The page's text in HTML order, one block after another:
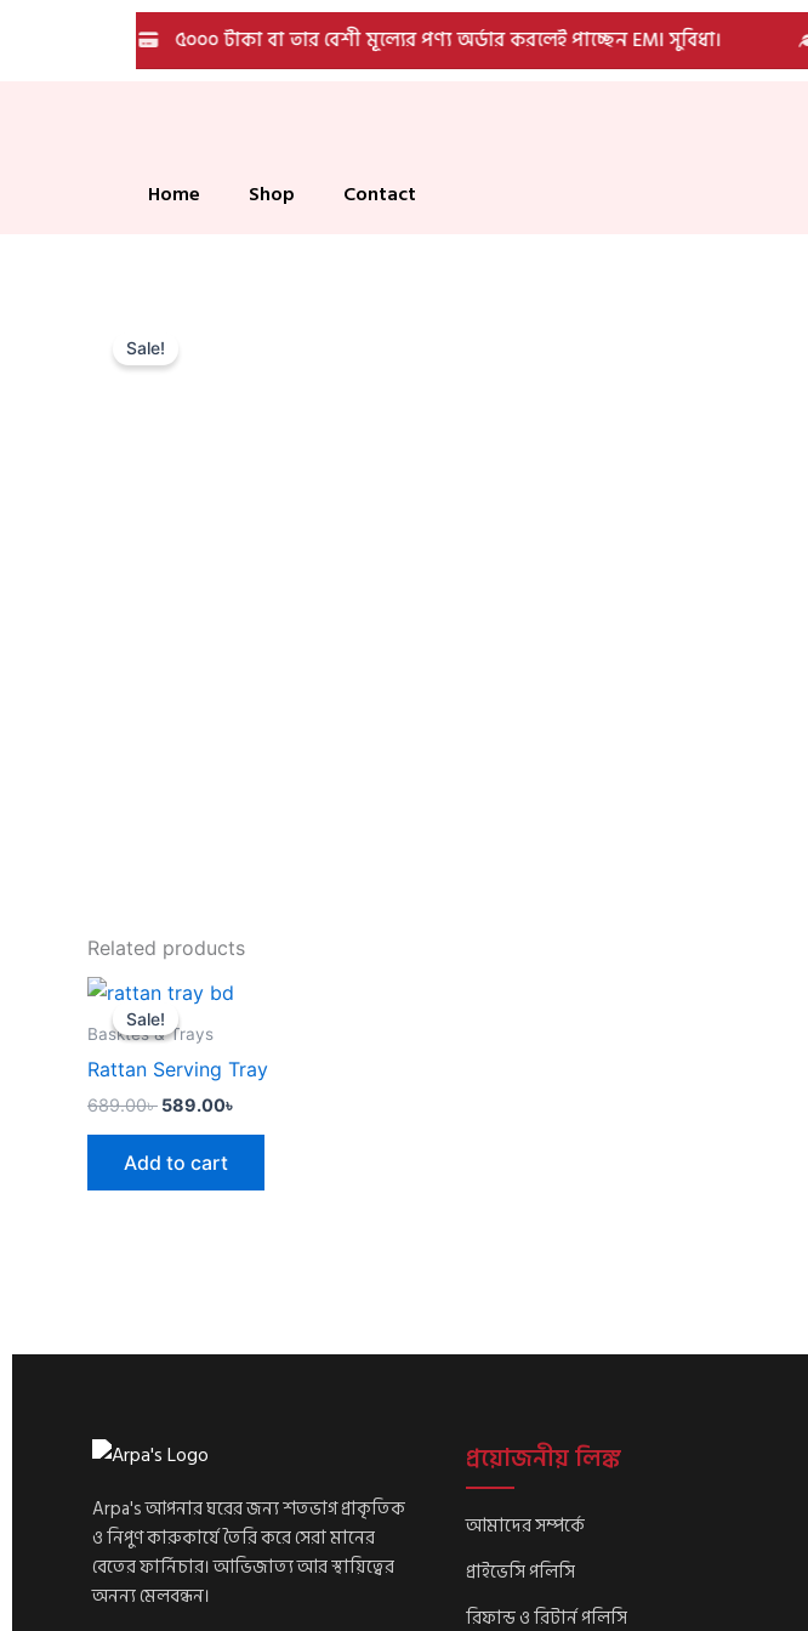
৫০০০ টাকা বা তার বেশী মূল্যের পণ্য অর্ডার করলেই পাচ্ছেন EMI সুবিধা।
Home Shop Contact
Sale!
Related products
Sale!
Sale!
Basktes & Trays
Rattan Serving Tray
689.00৳
Original
price
was:
589.00৳
Add to cart
Arpa's আপনার ঘরের জন্য শতভাগ প্রাকৃতিক
ও নিপুণ কারুকার্যে তৈরি করে সেরা মানের
বেতের ফার্নিচার। আভিজাত্য আর স্থায়িত্বের
অনন্য মেলবন্ধন।
প্রয়োজনীয় লিঙ্ক
আমাদের সম্পর্কে
প্রাইভেসি পলিসি
রিফান্ড ও রিটার্ন পলিসি